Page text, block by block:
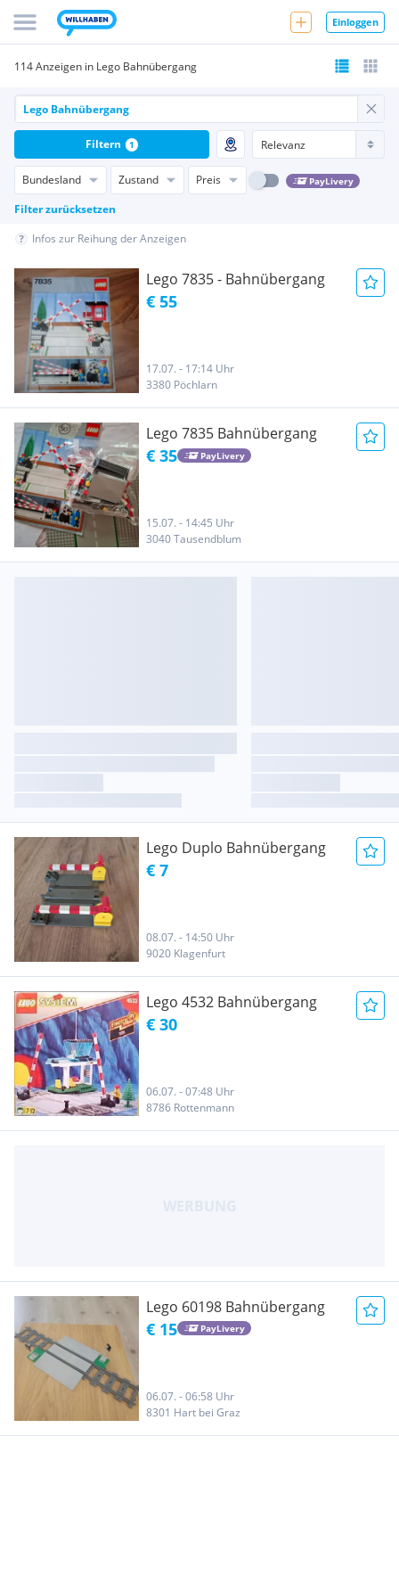
Einloggen
114 Anzeigen in Lego Bahnübergang
Bundesland Zustand Preis PayLivery
Filter zurücksetzen
Filtern 1
Infos zur Reihung der Anzeigen
Lego 7835 - Bahnübergang
€ 55
17.07. - 17:14 Uhr
3380 Pöchlarn
Lego 7835 Bahnübergang
€ 35 PayLivery
15.07. - 14:45 Uhr
3040 Tausendblum
Lego Duplo Bahnübergang
€ 7
08.07. - 14:50 Uhr
9020 Klagenfurt
Lego 4532 Bahnübergang
€ 30
06.07. - 07:48 Uhr
8786 Rottenmann
Lego 60198 Bahnübergang
€ 15 PayLivery
06.07. - 06:58 Uhr
8301 Hart bei Graz